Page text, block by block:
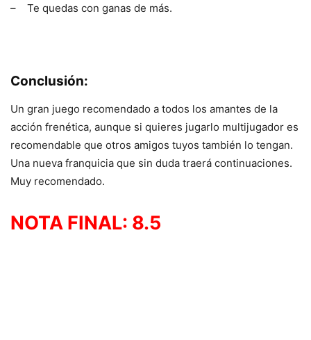
– Te quedas con ganas de más.
Conclusión:
Un gran juego recomendado a todos los amantes de la
acción frenética, aunque si quieres jugarlo multijugador es
recomendable que otros amigos tuyos también lo tengan.
Una nueva franquicia que sin duda traerá continuaciones.
Muy recomendado.
NOTA FINAL: 8.5